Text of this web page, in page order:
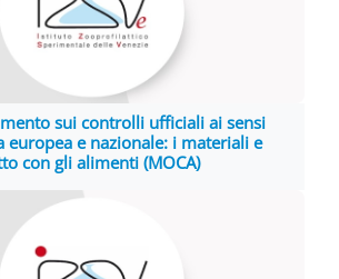
sui controlli ufficiali ai sensi
europea e nazionale: i materiali e
con gli alimenti (MOCA)